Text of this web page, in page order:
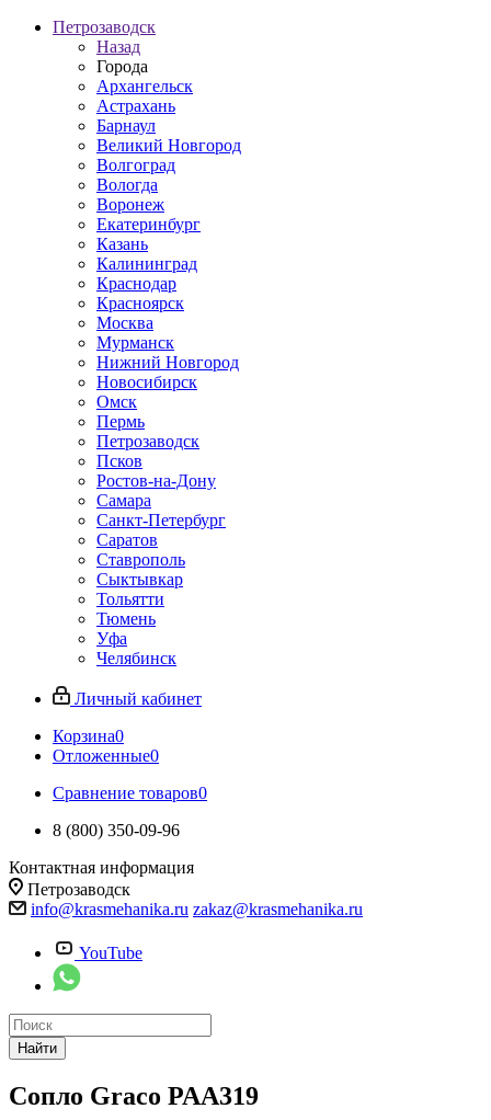
Петрозаводск
Назад
Города
Архангельск
Астрахань
Барнаул
Великий Новгород
Волгоград
Вологда
Воронеж
Екатеринбург
Казань
Калининград
Краснодар
Красноярск
Москва
Мурманск
Нижний Новгород
Новосибирск
Омск
Пермь
Петрозаводск
Псков
Ростов-на-Дону
Самара
Санкт-Петербург
Саратов
Ставрополь
Сыктывкар
Тольятти
Тюмень
Уфа
Челябинск
Личный кабинет
Корзина0
Отложенные0
Сравнение товаров0
8 (800) 350-09-96
Контактная информация
Петрозаводск
info@krasmehanika.ru zakaz@krasmehanika.ru
YouTube
Найти
Сопло Graco PAA319